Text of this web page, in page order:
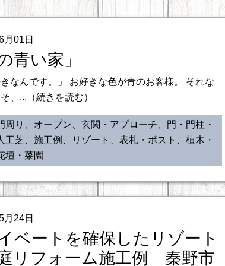
月01日
青い家」
なんです。」 お好きな色が青のお客様。 それな
、...（続きを読む）
周り、オープン、玄関・アプローチ、門・門柱・
工芝、施工例、リゾート、表札・ポスト、植木・
壇・菜園
月24日
ベートを確保したリゾート
リフォーム施工例 秦野市